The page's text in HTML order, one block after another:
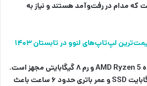
که مدام در رفت‌وآمد هستند و نیاز به
لپ‌تاپ‌های لنوو در تابستان ۱۴۰۳
این دستگاه به پردازنده AMD Ryzen 5 و رم ۸ گیگابایتی مجهز است.
حافظه داخلی ۲۵۶ گیگابایت SSD و عمر باتری حدود ۶ ساعت باعث